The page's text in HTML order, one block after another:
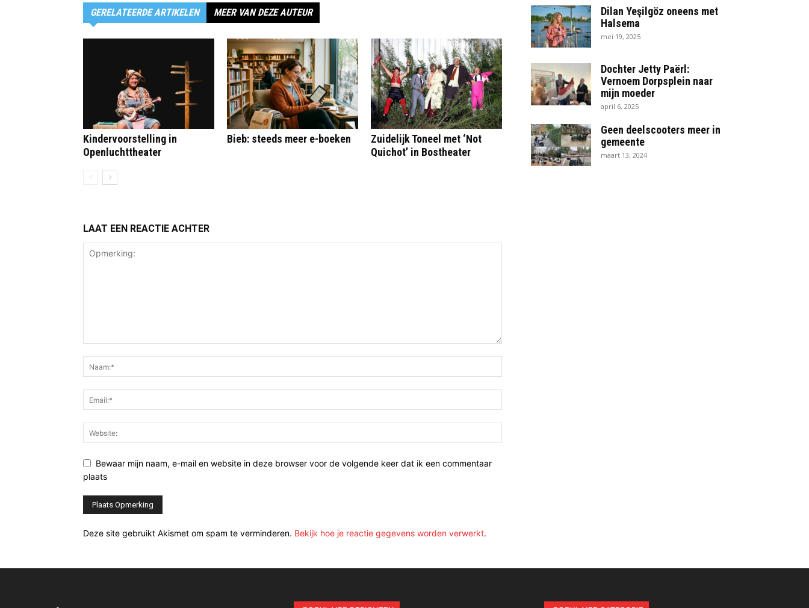
GERELATEERDE ARTIKELEN MEER VAN DEZE AUTEUR
Kindervoorstelling in
Openluchttheater
Bieb: steeds meer e-boeken
Zuidelijk Toneel met ‘Not
Quichot’ in Bostheater
LAAT EEN REACTIE ACHTER
Bewaar mijn naam, e-mail en website in deze browser voor de volgende keer dat ik een commentaar
plaats
Deze site gebruikt Akismet om spam te verminderen. Bekijk hoe je reactie gegevens worden verwerkt.
Dilan Yeşilgöz oneens met
Halsema
mei 19, 2025
Dochter Jetty Paërl:
Vernoem Dorpsplein naar
mijn moeder
april 6, 2025
Geen deelscooters meer in
gemeente
maart 13, 2024